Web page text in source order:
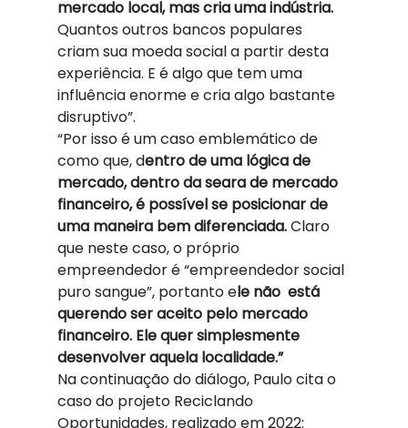
mercado local, mas cria uma indústria.
Quantos outros bancos populares
criam sua moeda social a partir desta
experiência. E é algo que tem uma
influência enorme e cria algo bastante
disruptivo”.
“Por isso é um caso emblemático de
como que, dentro de uma lógica de
mercado, dentro da seara de mercado
financeiro, é possível se posicionar de
uma maneira bem diferenciada. Claro
que neste caso, o próprio
empreendedor é “empreendedor social
puro sangue”, portanto ele não  está
querendo ser aceito pelo mercado
financeiro. Ele quer simplesmente
desenvolver aquela localidade.”
Na continuação do diálogo, Paulo cita o
caso do projeto Reciclando
Oportunidades, realizado em 2022: